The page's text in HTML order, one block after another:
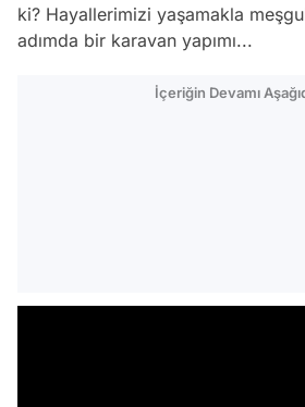
ki? Hayallerimizi yaşamakla
adımda bir karavan yapımı...
İçeriğin Devamı